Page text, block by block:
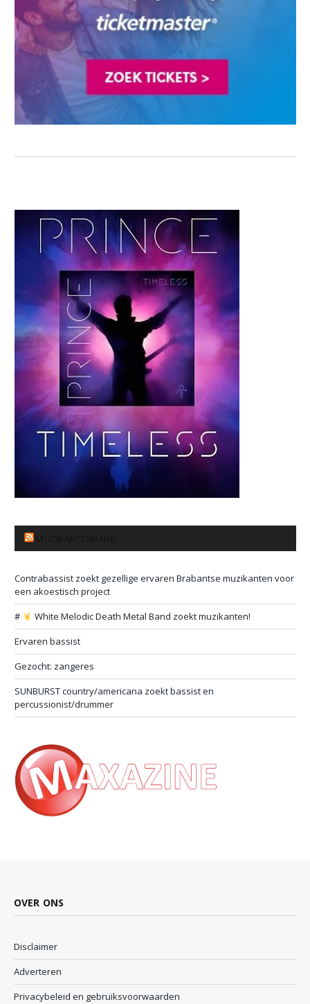
Contrabassist zoekt gezellige ervaren Brabantse muzikanten voor
een akoestisch project
#
White Melodic Death Metal Band zoekt muzikanten!
Ervaren bassist
Gezocht: zangeres
SUNBURST country/americana zoekt bassist en
percussionist/drummer
OVER ONS
Disclaimer
Adverteren
Privacybeleid en gebruiksvoorwaarden